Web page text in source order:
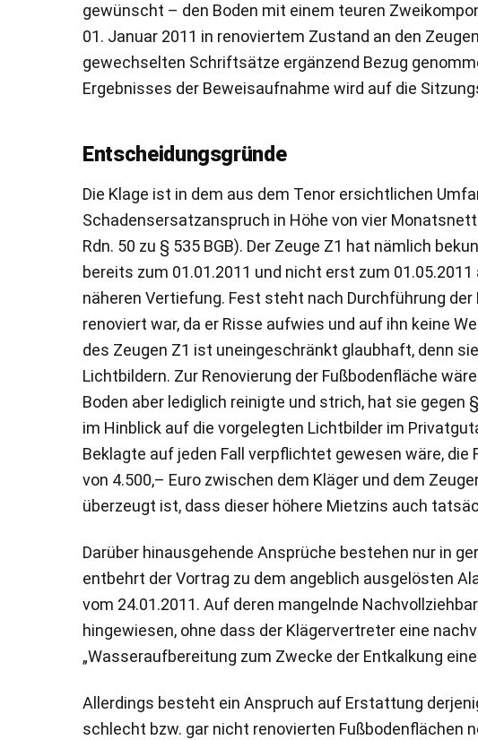
gewünscht – den Boden mit einem teuren
01. Januar 2011 in renoviertem Zustand an den
gewechselten Schriftsätze ergänzend Bezug
Ergebnisses der Beweisaufnahme wird auf die
Entscheidungsgründe
Die Klage ist in dem aus dem Tenor ersichtlichen
Schadensersatzanspruch in Höhe von vier
Rdn. 50 zu § 535 BGB). Der Zeuge Z1 hat nämlich
bereits zum 01.01.2011 und nicht erst zum
näheren Vertiefung. Fest steht nach Durchführung
renoviert war, da er Risse aufwies und auf ihn keine
des Zeugen Z1 ist uneingeschränkt glaubhaft, denn
Lichtbildern. Zur Renovierung der Fußbodenfläche
Boden aber lediglich reinigte und strich, hat sie
im Hinblick auf die vorgelegten Lichtbilder im
Beklagte auf jeden Fall verpflichtet gewesen wäre,
von 4.500,– Euro zwischen dem Kläger und dem
überzeugt ist, dass dieser höhere Mietzins auch
Darüber hinausgehende Ansprüche bestehen nur in
entbehrt der Vortrag zu dem angeblich ausgelösten
vom 24.01.2011. Auf deren mangelnde
hingewiesen, ohne dass der Klägervertreter eine
„Wasseraufbereitung zum Zwecke der Entkalkung
Allerdings besteht ein Anspruch auf Erstattung
schlecht bzw. gar nicht renovierten Fußbodenflächen